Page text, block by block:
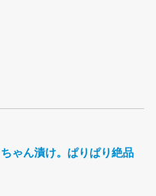
ゃん漬け。ぱりぱり絶品。